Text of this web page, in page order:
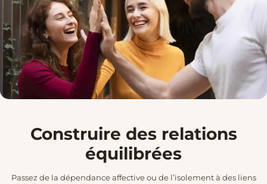
Construire des relations
équilibrées
Passez de la dépendance affective ou de l’isolement à des liens